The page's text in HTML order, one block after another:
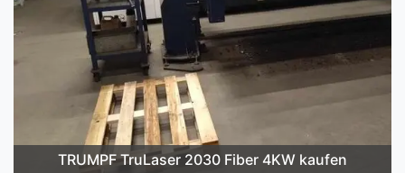
TRUMPF TruLaser 2030 Fiber 4KW kaufen